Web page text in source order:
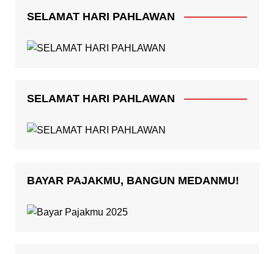
SELAMAT HARI PAHLAWAN
SELAMAT HARI PAHLAWAN
BAYAR PAJAKMU, BANGUN MEDANMU!